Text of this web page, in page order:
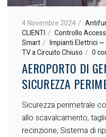
4 Novembre 2024
CLIENTI
Controllo
Smart
Impianti Elettrici ~
TV a Circuito Chiuso
0
AEROPORTO DI
SICUREZZA
Sicurezza perimetrale
allo scavalcamento,
recinzione; Sistema di